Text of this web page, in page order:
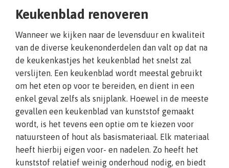
Keukenblad renoveren
Wanneer we kijken naar de levensduur en kwaliteit
van de diverse keukenonderdelen dan valt op dat na
de keukenkastjes het keukenblad het snelst zal
verslijten. Een keukenblad wordt meestal gebruikt
om het eten op voor te bereiden, en dient in een
enkel geval zelfs als snijplank. Hoewel in de meeste
gevallen een keukenblad van kunststof gemaakt
wordt, is het tevens een optie om te kiezen voor
natuursteen of hout als basismateriaal. Elk materiaal
heeft hierbij eigen voor- en nadelen. Zo heeft het
kunststof relatief weinig onderhoud nodig, en biedt